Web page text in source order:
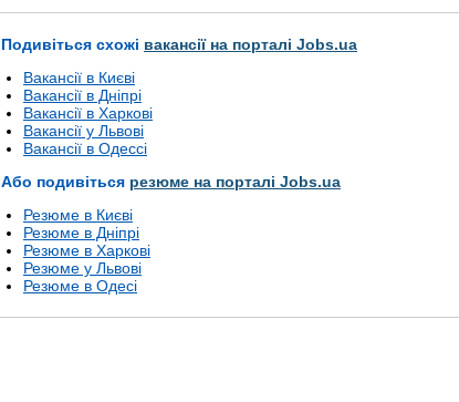
Подивіться схожі вакансії на порталі Jobs.ua
Вакансії в Києві
Вакансії в Дніпрі
Вакансії в Харкові
Вакансії у Львові
Вакансії в Одессі
Або подивіться резюме на порталі Jobs.ua
Резюме в Києві
Резюме в Дніпрі
Резюме в Харкові
Резюме у Львові
Резюме в Одесі